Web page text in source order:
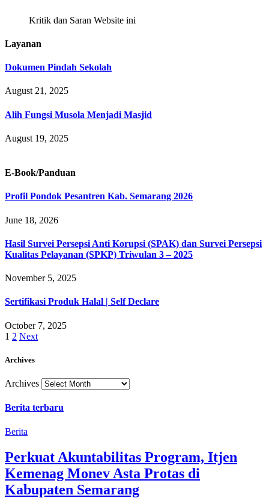
Kritik dan Saran Website ini
Layanan
Dokumen Pindah Sekolah
August 21, 2025
Alih Fungsi Musola Menjadi Masjid
August 19, 2025
E-Book/Panduan
Profil Pondok Pesantren Kab. Semarang 2026
June 18, 2026
Hasil Survei Persepsi Anti Korupsi (SPAK) dan Survei Persepsi
Kualitas Pelayanan (SPKP) Triwulan 3 – 2025
November 5, 2025
Sertifikasi Produk Halal | Self Declare
October 7, 2025
1 2 Next
Archives
Archives
Berita terbaru
Berita
Perkuat Akuntabilitas Program, Itjen
Kemenag Monev Asta Protas di
Kabupaten Semarang